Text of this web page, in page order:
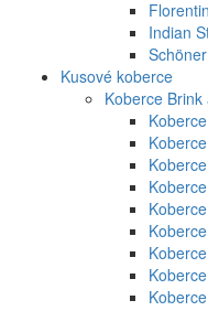
Indian
Kusové koberce
Koberce